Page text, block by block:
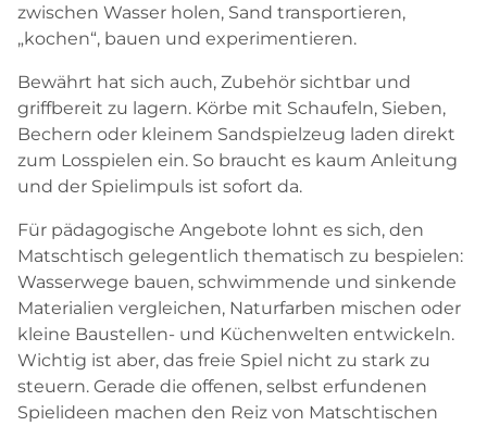
zwischen Wasser holen, Sand transportieren,
„kochen“, bauen und experimentieren.
Bewährt hat sich auch, Zubehör sichtbar und
griffbereit zu lagern. Körbe mit Schaufeln, Sieben,
Bechern oder kleinem Sandspielzeug laden direkt
zum Losspielen ein. So braucht es kaum Anleitung
und der Spielimpuls ist sofort da.
Für pädagogische Angebote lohnt es sich, den
Matschtisch gelegentlich thematisch zu bespielen:
Wasserwege bauen, schwimmende und sinkende
Materialien vergleichen, Naturfarben mischen oder
kleine Baustellen- und Küchenwelten entwickeln.
Wichtig ist aber, das freie Spiel nicht zu stark zu
steuern. Gerade die offenen, selbst erfundenen
Spielideen machen den Reiz von Matschtischen